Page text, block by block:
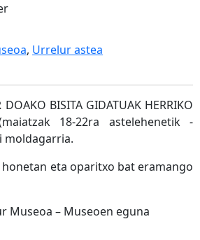
, Urrelur astea
DOAKO BISITA GIDATUAK HERRIKO
(maiatzak 18-22ra astelehenetik -
moldagarria.
eta oparitxo bat eramango
Museoa – Museoen eguna